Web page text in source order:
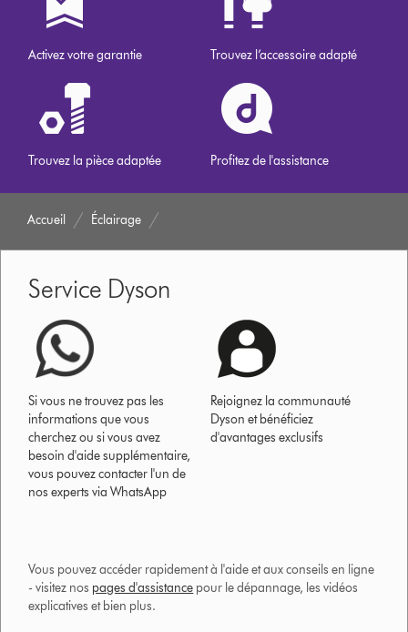
Activez votre garantie Trouvez l’accessoire adapté
Trouvez la pièce adaptée Profitez de l'assistance
Accueil Éclairage
Service Dyson
Si vous ne trouvez pas les
informations que vous
cherchez ou si vous avez
besoin d'aide supplémentaire,
vous pouvez contacter l'un de
nos experts via WhatsApp
Rejoignez la communauté
Dyson et bénéficiez
d'avantages exclusifs
Vous pouvez accéder rapidement à l'aide et aux conseils en ligne
- visitez nos pages d'assistance pour le dépannage, les vidéos
explicatives et bien plus.​